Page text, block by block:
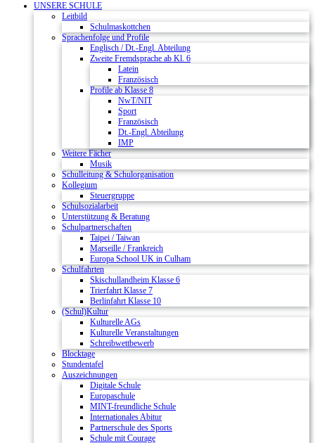
UNSERE SCHULE
Leitbild
Schulmaskottchen
Sprachenfolge und Profile
Englisch / Dt.-Engl. Abteilung
Zweite Fremdsprache ab Kl. 6
Latein
Französisch
Profile ab Klasse 8
NwT/NIT
Sport
Französisch
Dt.-Engl. Abteilung
IMP
Weitere Fächer
Musik
Schulleitung & Schulorganisation
Kollegium
Steuergruppe
Schulsozialarbeit
Unterstützung & Beratung
Schulpartnerschaften
Taipei / Taiwan
Marseille / Frankreich
Europa School UK in Culham
Schulfahrten
Skischullandheim Klasse 6
Trierfahrt Klasse 7
Berlinfahrt Klasse 10
(Schul)Kultur
Kulturelle AGs
Kulturelle Veranstaltungen
Schreibwettbewerb
Blocktage
Stundentafel
Auszeichnungen
Digitale Schule
Europaschule
MINT-freundliche Schule
Internationales Abitur
Partnerschule des Sports
Schule mit Courage